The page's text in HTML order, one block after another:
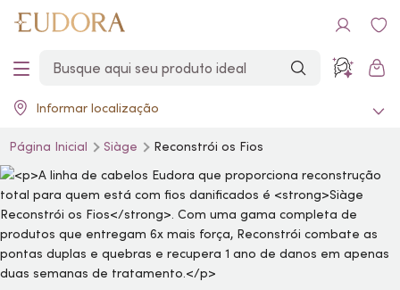
Informar localização
Página Inicial Siàge Reconstrói os Fios